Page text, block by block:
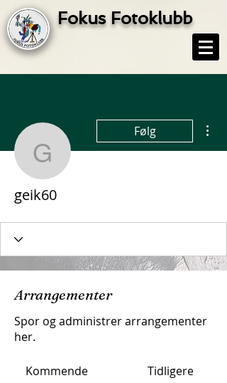
Fokus Fotoklubb
geik60
Følg
geik60
Arrangementer
Spor og administrer arrangementer
her.
Kommende Tidligere